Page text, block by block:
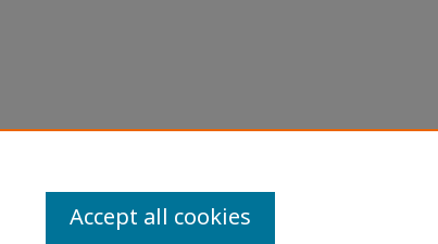
Accept all cookies